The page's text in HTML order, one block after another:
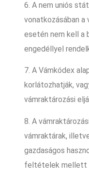
6. A nem uniós
vonatkozásában
esetén nem kell a
engedéllyel
7. A Vámkódex
korlátozhatják,
vámraktározási
8. A
vámraktárak,
gazdaságos
feltételek mellett